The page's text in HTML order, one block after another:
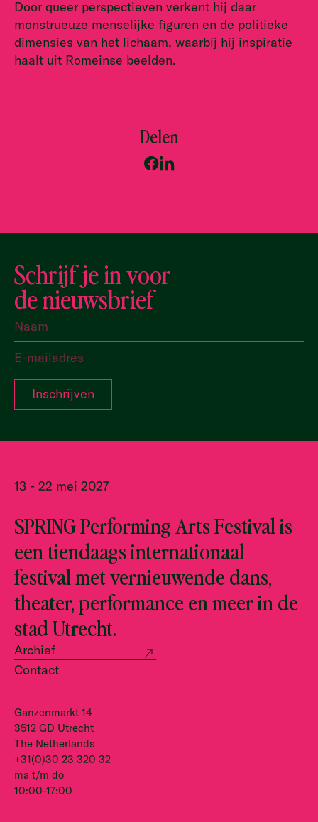
Door queer perspectieven verkent hij daar
monstrueuze menselijke figuren en de politieke
dimensies van het lichaam, waarbij hij inspiratie
haalt uit Romeinse beelden.
Delen
Schrijf je in voor
de nieuwsbrief
13 - 22 mei 2027
SPRING Performing Arts Festival is
een tiendaags internationaal
festival met vernieuwende dans,
theater, performance en meer in de
stad Utrecht.
Archief
Contact
Ganzenmarkt 14
3512 GD Utrecht
The Netherlands
+31(0)30 23 320 32
ma t/m do
10:00-17:00